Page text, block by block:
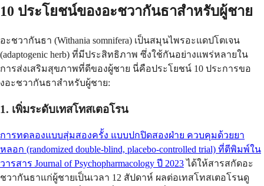
10 ประโยชน์ของอะชวากันธาสำหรับผู้ชาย
อะชวากันธา (Withania somnifera) เป็นสมุนไพรอะแดปโตเจน
(adaptogenic herb) ที่มีประสิทธิภาพ ซึ่งใช้กันอย่างแพร่หลายใน
การส่งเสริมสุขภาพที่ดีของผู้ชาย นี่คือประโยชน์ 10 ประการขอ
งอะชวากันธาสำหรับผู้ชาย:
1. เพิ่มระดับเทสโทสเตอโรน
การทดลองแบบสุ่มสองครั้ง แบบปกปิดสองฝ่าย ควบคุมด้วยยา
หลอก (randomized double-blind, placebo-controlled trial) ที่ตีพิมพ์ใน
วารสาร Journal of Psychopharmacology ปี 2023ได้ให้สารสกัดอะ
ชวากันธาแก่ผู้ชายเป็นเวลา 12 สัปดาห์ ผลต่อเทสโทสเตอโรนดู